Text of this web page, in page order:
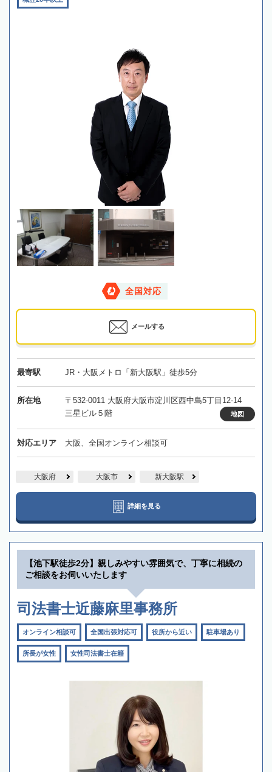
全国対応
メールする
最寄駅 JR・大阪メトロ「新大阪駅」徒歩5分
所在地
〒532-0011 大阪府大阪市淀川区西中島5丁目12-14
三星ビル５階
地図
対応エリア 大阪、全国オンライン相談可
大阪府 大阪市 新大阪駅
詳細を見る
【池下駅徒歩2分】親しみやすい雰囲気で、丁寧に相続の
ご相談をお伺いいたします
司法書士近藤麻里事務所
オンライン相談可 全国出張対応可 役所から近い 駐車場あり
所長が女性 女性司法書士在籍